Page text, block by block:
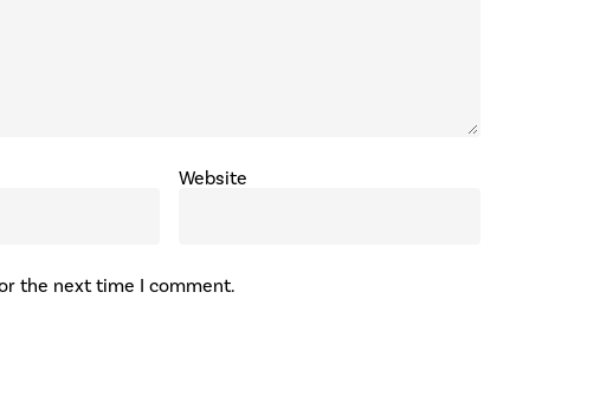
Website
the next time I comment.